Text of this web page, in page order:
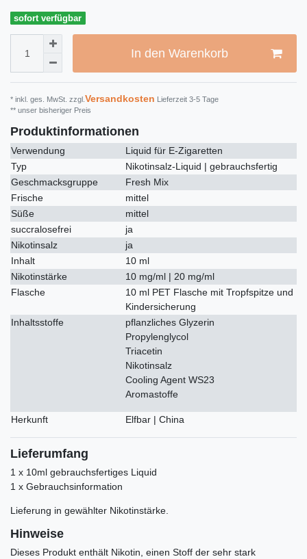
sofort verfügbar
In den Warenkorb
* inkl. ges. MwSt. zzgl. Versandkosten Lieferzeit 3-5 Tage
** unser bisheriger Preis
Produktinformationen
Verwendung
Liquid für E-Zigaretten
Typ
Nikotinsalz-Liquid | gebrauchsfertig
Geschmacksgruppe
Fresh Mix
Frische
mittel
Süße
mittel
succralosefrei
ja
Nikotinsalz
ja
Inhalt
10 ml
Nikotinstärke
10 mg/ml | 20 mg/ml
Flasche
10 ml PET Flasche mit Tropfspitze und
Kindersicherung
Inhaltsstoffe
pflanzliches Glyzerin
Propylenglycol
Triacetin
Nikotinsalz
Cooling Agent WS23
Aromastoffe
Herkunft Elfbar | China
Lieferumfang
1 x 10ml gebrauchsfertiges Liquid
1 x Gebrauchsinformation
Lieferung in gewählter Nikotinstärke.
Hinweise
Dieses Produkt enthält Nikotin, einen Stoff der sehr stark